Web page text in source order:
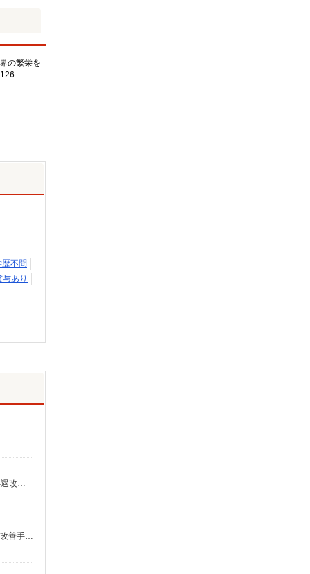
の繁栄を
歴不問
あり
身体介護 ： 時給2,000円 重度訪問介護 ： 時給1,580円 家事援助・移動支援 ： 時給1,400円 ※給与幅は経験・能力による 別途処遇改善手当年2回支給あり（5月及び12月）
【時給】1,342円〜1,420円 ▼給与詳細 処遇改善手当：220円/時 夜勤手当:6,000円/回 ※夜勤1回あたり26,448〜28,720円（処遇改善手当含） ▼下記別途支給 通勤手当 年末年始手当：380円/時 寸志あり：年2回（6月・12月） ※業績による ※処遇改善手当は試用期間中(3ヶ月)は支給なし